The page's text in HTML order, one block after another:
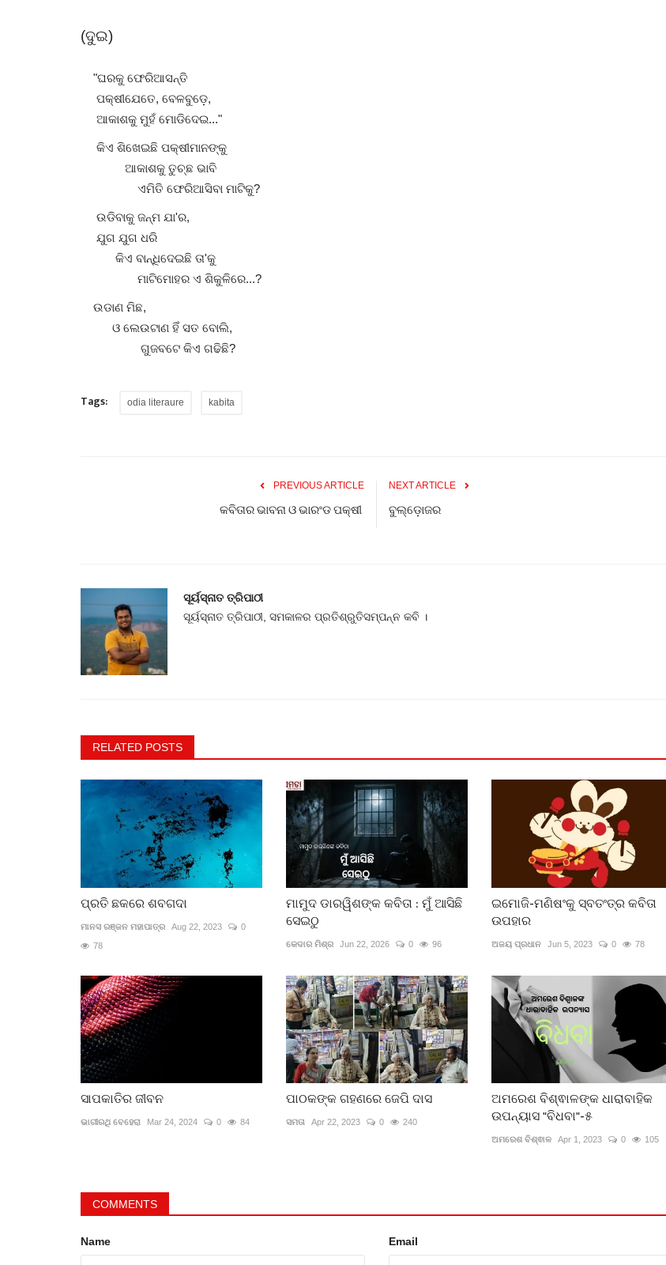
(ଦୁଇ)
"ଘରକୁ ଫେରିଆସନ୍ତି
ପକ୍ଷୀଯେତେ, ବେଳବୁଡ଼େ,
ଆକାଶକୁ ମୁହଁ ମୋଡିଦେଇ..."
କିଏ ଶିଖେଇଛି ପକ୍ଷୀମାନଙ୍କୁ
ଆକାଶକୁ ତୁଚ୍ଛ ଭାବି
ଏମିତି ଫେରିଆସିବା ମାଟିକୁ?
ଉଡିବାକୁ ଜନ୍ମ ଯା'ର,
ଯୁଗ ଯୁଗ ଧରି
କିଏ ବାନ୍ଧିଦେଇଛି ତା'କୁ
ମାଟିମୋହର ଏ ଶିକୁଳିରେ...?
ଉଡାଣ ମିଛ,
ଓ ଲେଉଟାଣ ହିଁ ସତ ବୋଲି,
ଗୁଜବଟେ କିଏ ଗଢିଛି?
Tags: odia literaure kabita
PREVIOUS ARTICLE
କବିତାର ଭାବନା ଓ ଭାରଂଡ ପକ୍ଷୀ
NEXT ARTICLE
ବୁଲ୍‌ଡ଼ୋଜର
ସୂର୍ୟସ୍ନାତ ତ୍ରିପାଠୀ
ସୂର୍ୟସ୍ନାତ ତ୍ରିପାଠୀ, ସମକାଳର ପ୍ରତିଶ୍ରୁତିସମ୍ପନ୍ନ କବି ।
RELATED POSTS
ପ୍ରତି ଛକରେ ଶବଗଦା
ମାନସ ରଞ୍ଜନ ମହାପାତ୍ର Aug 22, 2023
0
78
ମାମୁଦ ଡାରୱିଶଙ୍କ କବିତା : ମୁଁ ଆସିଛି
ସେଇଠୁ
କେଦାର ମିଶ୍ର Jun 22, 2026 0 96
ଇମୋଜି-ମଣିଷଂକୁ ସ୍ବତଂତ୍ର କବିତା
ଉପହାର
ଅଜୟ ପ୍ରଧାନ Jun 5, 2023 0 78
ସାପକାତିର ଜୀବନ
ଭାଗୀରଥି ବେହେରା Mar 24, 2024 0 84
ପାଠକଙ୍କ ଗହଣରେ ଜେପି ଦାସ
ସମତା Apr 22, 2023 0 240
ଅମରେଶ ବିଶ୍ଵାଳଙ୍କ ଧାରାବାହିକ
ଉପନ୍ୟାସ "ବିଧବା"-୫
ଅମରେଶ ବିଶ୍ଵାଳ Apr 1, 2023 0 105
COMMENTS
Name Email
ସଂସଦରେ ପୁନଶ୍ଚ ରାହୁଲ ଗାନ୍ଧୀ
କେଦାର ମିଶ୍ର
ପଣ୍ଡିତ ବିରଜୁ ମହାରାଜ : କବିତାର ନୃତ୍ୟକାରୀ